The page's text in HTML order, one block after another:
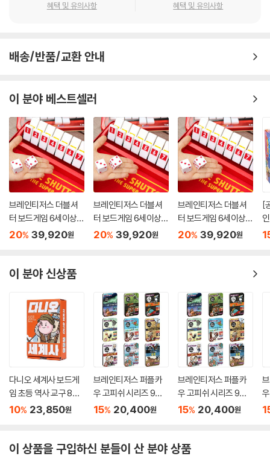
혜택 및 유의사항 혜택 및 유의사항
배송/반품/교환 안내
이 분야 베스트셀러
브레인티저스 더블셔
터 보드게임 6세이상 1
-6인 연산 가르기 모으
20% 39,920원
브레인티저스 더블셔
터 보드게임 6세이상 1
-6인 연산 가르기 모으
20% 39,920원
브레인티저스 더블셔
터 보드게임 6세이상 1
-6인 연산 가르기 모으
20% 39,920원
[
이 분야 신상품
다니오 세계사 보드게
임 초등 역사 교구 8세
가족게임
10% 23,850원
브레인티저스 퍼플카
우 고피쉬 시리즈 9종
6세이상 휴대용
15% 20,400원
브레인티저스 퍼플카
우 고피쉬 시리즈 9종
6세이상 휴대용
15% 20,400원
6
이 상품을 구입하신 분들이 산 분야 상품